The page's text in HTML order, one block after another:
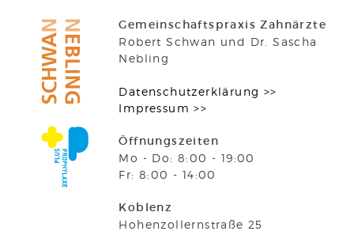
nach:
Zur
Startseite
Zahnarztpraxis
Schwan
Nebling
Prophylaxe
Plus
Praxis
Gemeinschafts­praxis Zahnärzte
Robert Schwan und Dr. Sascha
Nebling
Daten­schutz­erklärung >>
Impressum >>
Öffnungszeiten
Öffnungszeiten
Mo - Do:8:00 - 19:00
Fr:8:00 - 14:00
Adresse
Koblenz
Hohen­zollern­straße 25